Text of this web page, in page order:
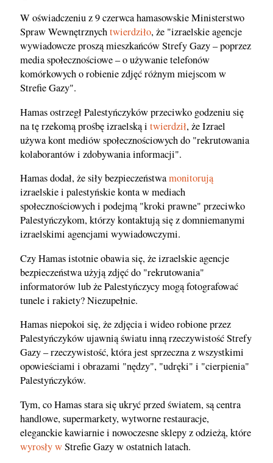
W oświadczeniu z 9 czerwca hamasowskie Ministerstwo
Spraw Wewnętrznychtwierdziło, że "izraelskie agencje
wywiadowcze proszą mieszkańców Strefy Gazy – poprzez
media społecznościowe – o używanie telefonów
komórkowych o robienie zdjęć różnym miejscom w
Strefie Gazy".
Hamas ostrzegł Palestyńczyków przeciwko godzeniu się
na tę rzekomą prośbę izraelską i twierdził, że Izrael
używa kont mediów społecznościowych do "rekrutowania
kolaborantów i zdobywania informacji".
Hamas dodał, że siły bezpieczeństwamonitorują
izraelskie i palestyńskie konta w mediach
społecznościowych i podejmą "kroki prawne" przeciwko
Palestyńczykom, którzy kontaktują się z domniemanymi
izraelskimi agencjami wywiadowczymi.
Czy Hamas istotnie obawia się, że izraelskie agencje
bezpieczeństwa użyją zdjęć do "rekrutowania"
informatorów lub że Palestyńczycy mogą fotografować
tunele i rakiety? Niezupełnie.
Hamas niepokoi się, że zdjęcia i wideo robione przez
Palestyńczyków ujawnią światu inną rzeczywistość Strefy
Gazy – rzeczywistość, która jest sprzeczna z wszystkimi
opowieściami i obrazami "nędzy", "udręki" i "cierpienia"
Palestyńczyków.
Tym, co Hamas stara się ukryć przed światem, są centra
handlowe, supermarkety, wytworne restauracje,
eleganckie kawiarnie i nowoczesne sklepy z odzieżą, które
wyrosły wStrefie Gazy w ostatnich latach.